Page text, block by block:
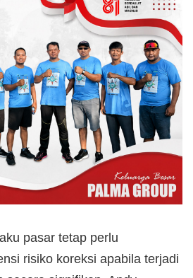
pasar tetap perlu
risiko koreksi apabila terjadi